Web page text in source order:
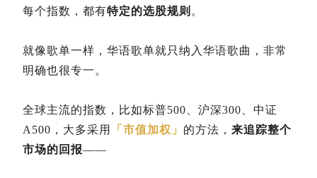
每个指数，都有特定的选股规则 。
就像歌单一样，华语歌单就只纳入华语歌曲，非常
明确也很专一。
全球主流的指数，比如标普500、沪深300、中证
A500，大多采用
「市值加权」 的方法， 来追踪整个
市场的回报——